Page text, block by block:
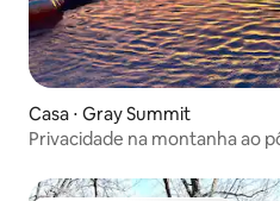
Casa ⋅ Gray Summit
Privacidade na montanha ao